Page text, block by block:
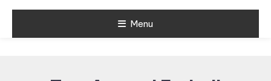
Menu